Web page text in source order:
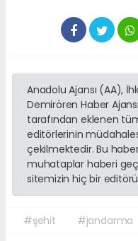
Anadolu Ajansı (AA),
Demirören Haber
tarafından eklenen
editörlerinin
çekilmektedir. Bu
muhataplar haberi
sitemizin hiç bir
#şehit #jandarma